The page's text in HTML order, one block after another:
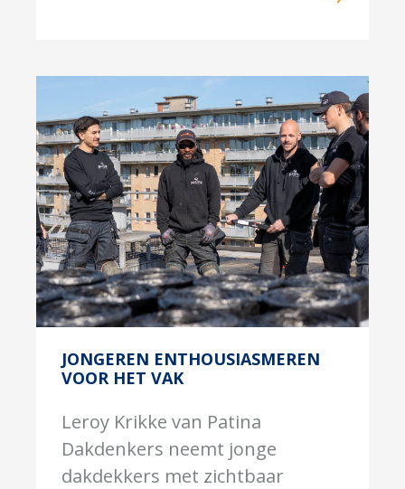
JONGEREN ENTHOUSIASMEREN
VOOR HET VAK
Leroy Krikke van Patina
Dakdenkers neemt jonge
dakdekkers met zichtbaar